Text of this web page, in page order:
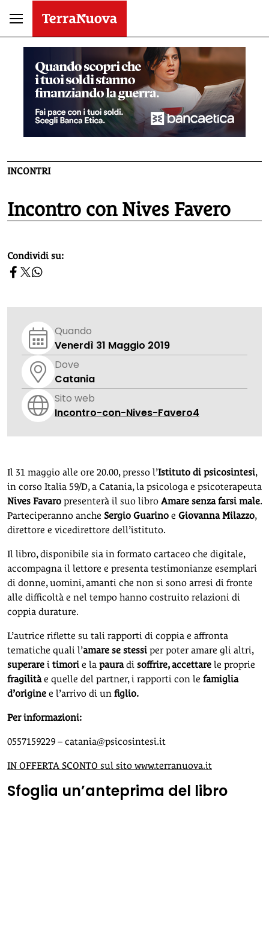
INCONTRI
Incontro con Nives Favero
homepage h2
Condividi su:
Quando
Venerdì 31 Maggio 2019
Dove
Catania
Sito web
Incontro-con-Nives-Favero4
Il 31 maggio alle ore 20.00, presso l’Istituto di psicosintesi,
in corso Italia 59/D, a Catania, la psicologa e psicoterapeuta
Nives Favaro presenterà il suo libro Amare senza farsi male.
Parteciperanno anche Sergio Guarino e Giovanna Milazzo,
direttore e vicedirettore dell’istituto.
Il libro, disponibile sia in formato cartaceo che digitale,
accompagna il lettore e presenta testimonianze esemplari
di donne, uomini, amanti che non si sono arresi di fronte
alle difficoltà e nel tempo hanno costruito relazioni di
coppia durature.
L’autrice riflette su tali rapporti di coppia e affronta
tematiche quali l’amare se stessi per poter amare gli altri,
superare i timori e la pauradi soffrire, accettare le proprie
fragilitàe quelle del partner, i rapporti con le famiglia
d’origine e l’arrivo di un figlio.
Per informazioni:
0557159229 – catania@psicosintesi.it
IN OFFERTA SCONTO sul sito www.terranuova.it
Sfoglia un’anteprima del libro